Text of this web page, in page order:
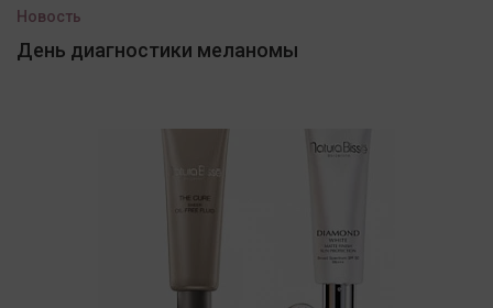
Новость
День диагностики меланомы